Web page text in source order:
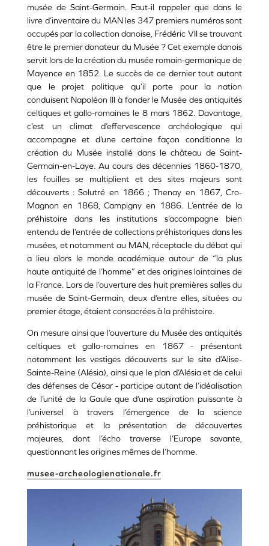
musée de Saint-Germain. Faut-il rappeler que dans le
livre d’inventaire du MAN les 347 premiers numéros sont
occupés par la collection danoise, Frédéric VII se trouvant
être le premier donateur du Musée ? Cet exemple danois
servit lors de la création du musée romain-germanique de
Mayence en 1852. Le succès de ce dernier tout autant
que le projet politique qu’il porte pour la nation
conduisent Napoléon III à fonder le Musée des antiquités
celtiques et gallo-romaines le 8 mars 1862. Davantage,
c’est un climat d’effervescence archéologique qui
accompagne et d’une certaine façon conditionne la
création du Musée installé dans le château de Saint-
Germain-en-Laye. Au cours des décennies 1860-1870,
les fouilles se multiplient et des sites majeurs sont
découverts : Solutré en 1866 ; Thenay en 1867, Cro-
Magnon en 1868, Campigny en 1886. L’entrée de la
préhistoire dans les institutions s’accompagne bien
entendu de l’entrée de collections préhistoriques dans les
musées, et notamment au MAN, réceptacle du débat qui
a lieu alors le monde académique autour de “la plus
haute antiquité de l’homme” et des origines lointaines de
la France. Lors de l’ouverture des huit premières salles du
musée de Saint-Germain, deux d’entre elles, situées au
premier étage, étaient consacrées à la préhistoire.
On mesure ainsi que l’ouverture du Musée des antiquités
celtiques et gallo-romaines en 1867 - présentant
notamment les vestiges découverts sur le site d’Alise-
Sainte-Reine (Alésia), ainsi que le plan d’Alésia et de celui
des défenses de César - participe autant de l’idéalisation
de l’unité de la Gaule que d’une aspiration puissante à
l’universel à travers l’émergence de la science
préhistorique et la présentation de découvertes
majeures, dont l’écho traverse l’Europe savante,
questionnant les origines mêmes de l’homme.
musee-archeologienationale.fr